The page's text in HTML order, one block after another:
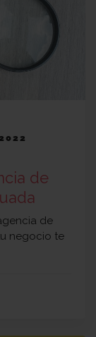
de
de
negocio te